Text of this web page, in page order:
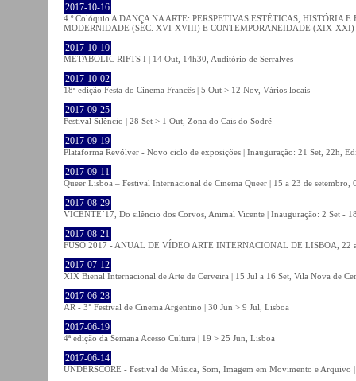
2017-10-16
4.º Colóquio A DANÇA NA ARTE: PERSPETIVAS ESTÉTICAS, HISTÓRIA
MODERNIDADE (SÉC. XVI-XVIII) E CONTEMPORANEIDADE (XIX-XXI)
2017-10-10
METABOLIC RIFTS I | 14 Out, 14h30, Auditório de Serralves
2017-10-02
18ª edição Festa do Cinema Francês | 5 Out > 12 Nov, Vários locais
2017-09-25
Festival Silêncio | 28 Set > 1 Out, Zona do Cais do Sodré
2017-09-19
Plataforma Revólver - Novo ciclo de exposições | Inauguração: 21 Set, 22h,
2017-09-11
Queer Lisboa – Festival Internacional de Cinema Queer | 15 a 23 de setembro,
2017-08-29
VICENTE´17, Do silêncio dos Corvos, Animal Vicente | Inauguração: 2 Set -
2017-08-21
FUSO 2017 - ANUAL DE VÍDEO ARTE INTERNACIONAL DE LISBOA, 22
2017-07-12
XIX Bienal Internacional de Arte de Cerveira | 15 Jul a 16 Set, Vila Nova de
2017-06-28
AR - 3° Festival de Cinema Argentino | 30 Jun > 9 Jul, Lisboa
2017-06-19
4ª edição da Semana Acesso Cultura | 19 > 25 Jun, Lisboa
2017-06-14
UNDERSCORE - Festival de Música, Som, Imagem em Movimento e Arquivo